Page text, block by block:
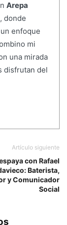
Arepa
, donde
enfoque
mi
una mirada
disfrutan del
Artículo siguiente
con Rafael
Baterista,
y Comunicador
Social